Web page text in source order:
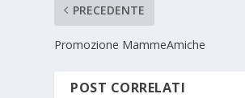
PRECEDENTE
Promozione MammeAmiche
POST CORRELATI